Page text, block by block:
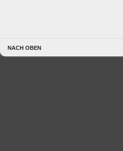
NACH OBEN